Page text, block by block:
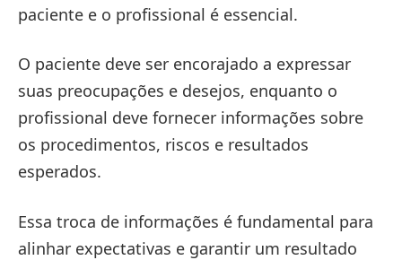
paciente e o profissional é essencial.
O paciente deve ser encorajado a expressar
suas preocupações e desejos, enquanto o
profissional deve fornecer informações sobre
os procedimentos, riscos e resultados
esperados.
Essa troca de informações é fundamental para
alinhar expectativas e garantir um resultado